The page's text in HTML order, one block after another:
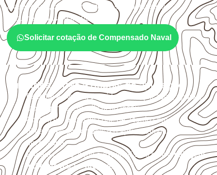
a espessura, o acabamento e as características
documentadas do painel.
Solicitar cotação de Compensado Naval
Cuidados antes e depois da aplicação
Escolha a medida considerando aplicação, apoios,
montagem e especificação técnica.
Organize o plano de corte de acordo com as
dimensões disponíveis e o aproveitamento
necessário.
Proteja cortes, furos e extremidades com aselagem
indicada para o projeto.